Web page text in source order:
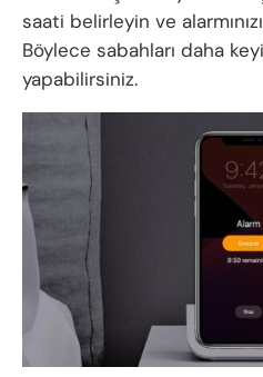
saati belirleyin ve
Böylece sabahları daha
yapabilirsiniz.